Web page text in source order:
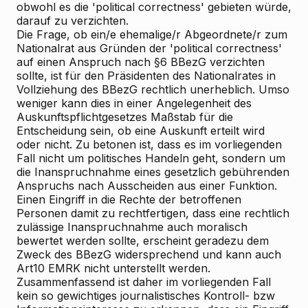
obwohl es die 'political correctness' gebieten würde,
darauf zu verzichten.
Die Frage, ob ein/e ehemalige/r Abgeordnete/r zum
Nationalrat aus Gründen der 'political correctness'
auf einen Anspruch nach §6 BBezG verzichten
sollte, ist für den Präsidenten des Nationalrates in
Vollziehung des BBezG rechtlich unerheblich. Umso
weniger kann dies in einer Angelegenheit des
Auskunftspflichtgesetzes Maßstab für die
Entscheidung sein, ob eine Auskunft erteilt wird
oder nicht. Zu betonen ist, dass es im vorliegenden
Fall nicht um politisches Handeln geht, sondern um
die Inanspruchnahme eines gesetzlich gebührenden
Anspruchs nach Ausscheiden aus einer Funktion.
Einen Eingriff in die Rechte der betroffenen
Personen damit zu rechtfertigen, dass eine rechtlich
zulässige Inanspruchnahme auch moralisch
bewertet werden sollte, erscheint geradezu dem
Zweck des BBezG widersprechend und kann auch
Art10 EMRK nicht unterstellt werden.
Zusammenfassend ist daher im vorliegenden Fall
kein so gewichtiges journalistisches Kontroll- bzw